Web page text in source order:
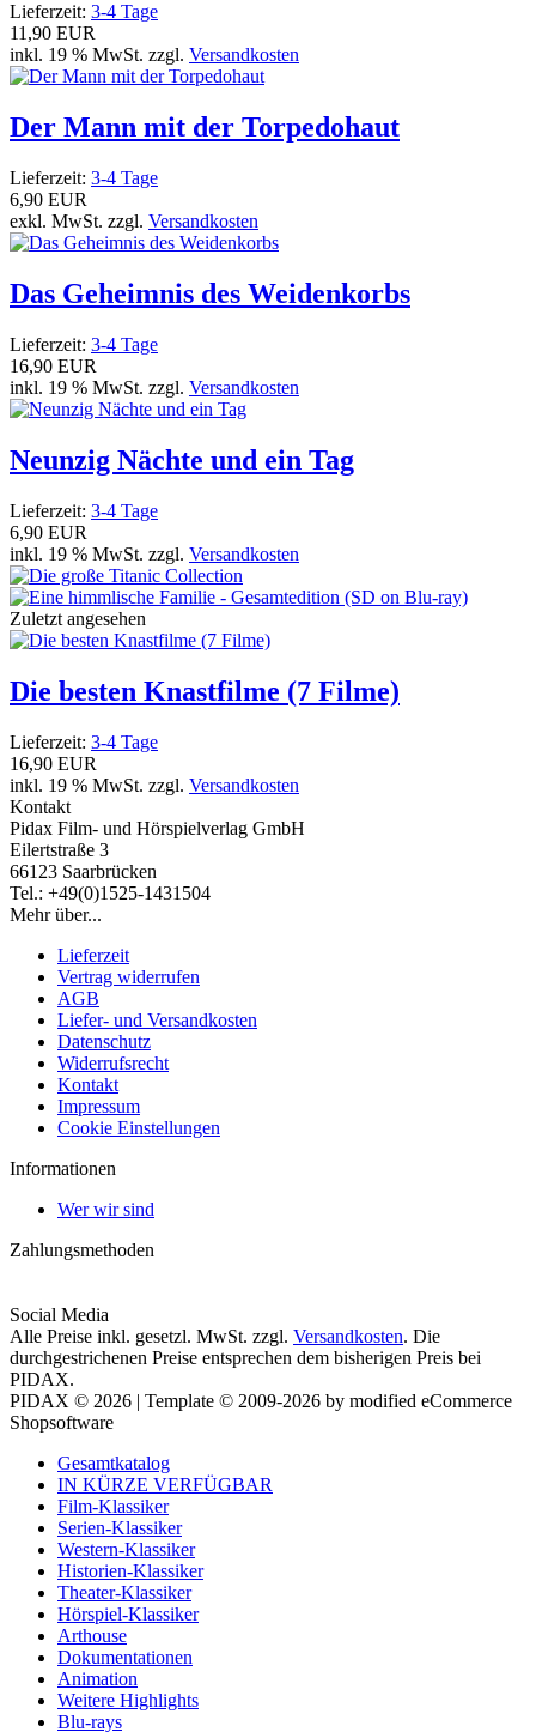
Lieferzeit: 3-4 Tage
11,90 EUR
inkl. 19 % MwSt. zzgl. Versandkosten
Der Mann mit der Torpedohaut
Lieferzeit: 3-4 Tage
6,90 EUR
exkl. MwSt. zzgl. Versandkosten
Das Geheimnis des Weidenkorbs
Lieferzeit: 3-4 Tage
16,90 EUR
inkl. 19 % MwSt. zzgl. Versandkosten
Neunzig Nächte und ein Tag
Lieferzeit: 3-4 Tage
6,90 EUR
inkl. 19 % MwSt. zzgl. Versandkosten
Zuletzt angesehen
Die besten Knastfilme (7 Filme)
Lieferzeit: 3-4 Tage
16,90 EUR
inkl. 19 % MwSt. zzgl. Versandkosten
Kontakt
Pidax Film- und Hörspielverlag GmbH
Eilertstraße 3
66123 Saarbrücken
Tel.: +49(0)1525-1431504
Mehr über...
Lieferzeit
Vertrag widerrufen
AGB
Liefer- und Versandkosten
Datenschutz
Widerrufsrecht
Kontakt
Impressum
Cookie Einstellungen
Informationen
Wer wir sind
Zahlungsmethoden
Social Media
Alle Preise inkl. gesetzl. MwSt. zzgl. Versandkosten. Die
durchgestrichenen Preise entsprechen dem bisherigen Preis bei
PIDAX.
PIDAX © 2026 | Template © 2009-2026 by modified eCommerce
Shopsoftware
Gesamtkatalog
IN KÜRZE VERFÜGBAR
Film-Klassiker
Serien-Klassiker
Western-Klassiker
Historien-Klassiker
Theater-Klassiker
Hörspiel-Klassiker
Arthouse
Dokumentationen
Animation
Weitere Highlights
Blu-rays